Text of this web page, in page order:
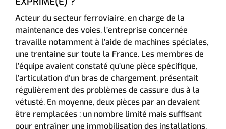
Acteur du secteur ferroviaire, en charge de la
maintenance des voies, l’entreprise concernée
travaille notamment à l’aide de machines spéciales,
une trentaine sur toute la France. Les membres de
l’équipe avaient constaté qu’une pièce spécifique,
l’articulation d’un bras de chargement, présentait
régulièrement des problèmes de cassure dus à la
vétusté. En moyenne, deux pièces par an devaient
être remplacées : un nombre limité mais suffisant
pour entraîner une immobilisation des installations,